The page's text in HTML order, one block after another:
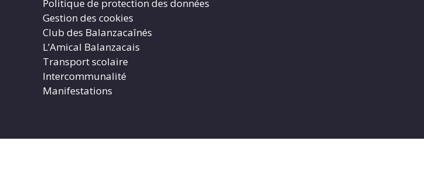
Politique de protection des données
Gestion des cookies
Club des Balanzacaînés
L’Amical Balanzacais
Transport scolaire
Intercommunalité
Manifestations